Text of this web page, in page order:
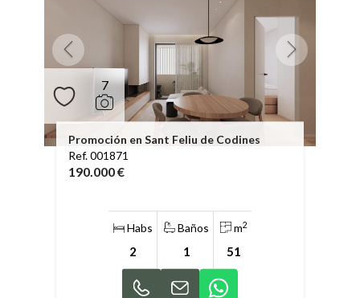
7
Promoción en Sant Feliu de Codines
Ref. 001871
190.000 €
Habs
2
Baños
1
m2
51